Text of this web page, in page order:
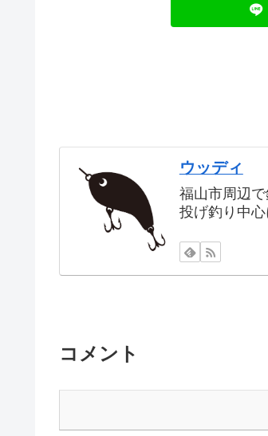
ウッディ
福山市周辺
投げ釣り中
コメント